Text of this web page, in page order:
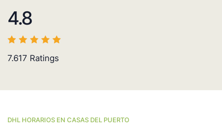
4.8
7.617 Ratings
DHL HORARIOS EN CASAS DEL PUERTO